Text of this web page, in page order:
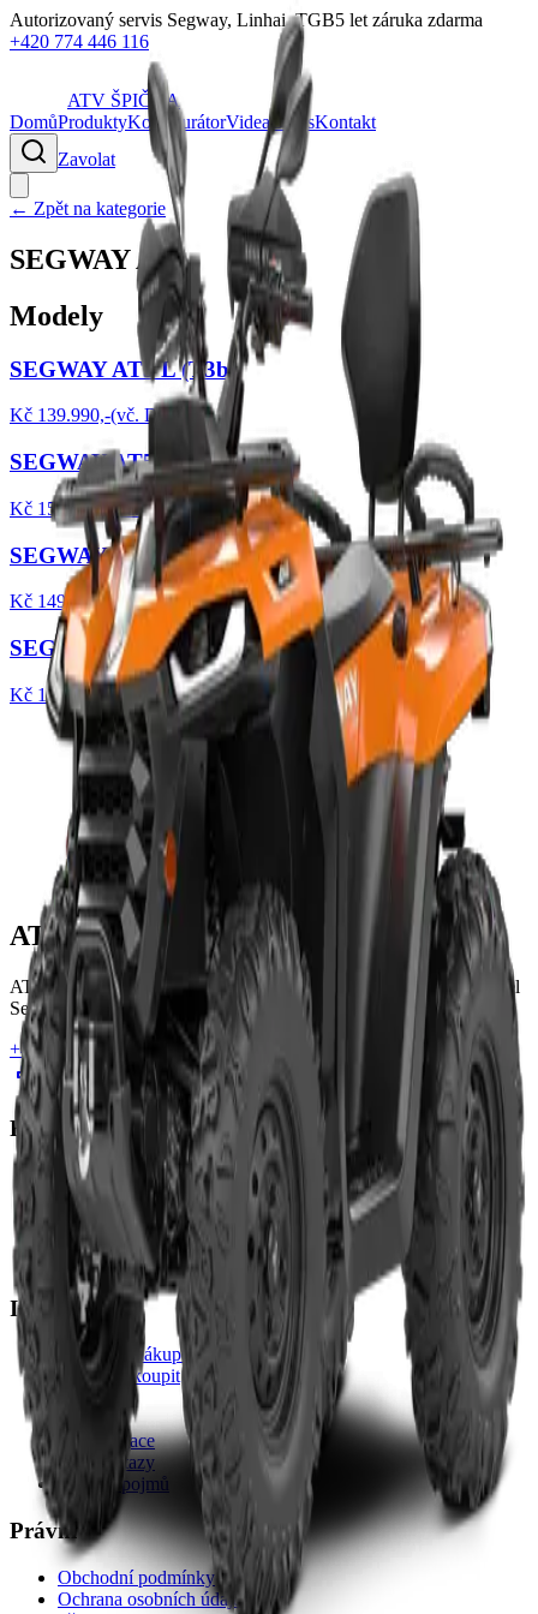
Autorizovaný servis Segway, Linhai, TGB5 let záruka zdarma
+420 774 446 116
ATV ŠPIČKA
DomůProduktyKonfigurátorVideaO násKontakt
Zavolat
← Zpět na kategorie
SEGWAY AT5
Modely
SEGWAY AT5 L (T3b)
Kč 139.990,-(vč. DPH)
SEGWAY AT5 L EPS (E5+)
Kč 159.990,-(vč. DPH)
SEGWAY AT5 L EPS (T3b)
Kč 149.990,-(vč. DPH)
SEGWAY AT5 S (T3b)
Kč 139.990,-(vč. DPH)
ATV ŠPIČKA
ATV ŠPIČKA - Váš specialista na prodej a servis terénních vozidel
Segway, Linhai a TGB.
+420 774 446 116
spicka@atvspicka.cz
Rychlé odkazy
Produkty
Konfigurátor
Videa
O nás
Kontakt
Informace
Průvodce nákupem
Jak u nás koupit
Záruka
Homologace
Časté dotazy
Slovník pojmů
Právní
Obchodní podmínky
Ochrana osobních údajů